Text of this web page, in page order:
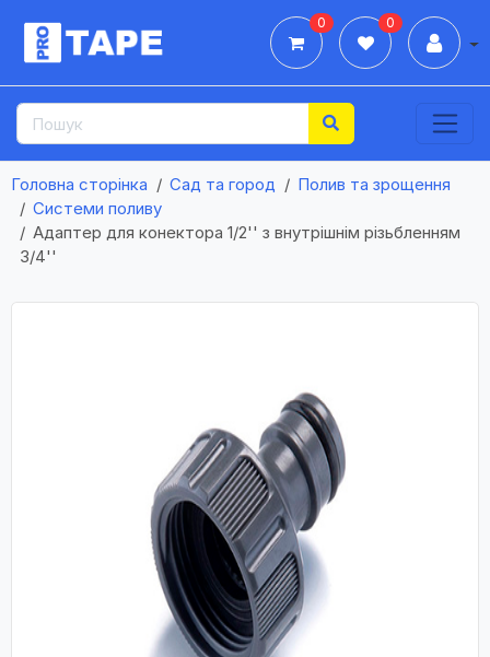
0 0
Головна сторінка Сад та город
Полив та зрощення
Системи поливу
Адаптер для конектора 1/2'' з внутрішнім різьбленням
3/4''